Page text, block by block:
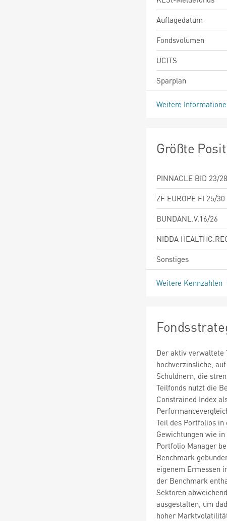
Auflagedatum
Fondsvolumen
UCITS
Sparplan
Weitere
Größte
PINNACLE BID 23/
ZF EUROPE FI 25/30
BUNDANL.V.16/26
NIDDA
Sonstiges
Weitere Kennzahlen
Der aktiv verwaltete
hochverzinsliche,
Schuldnern, die
Teilfonds nutzt die
Constrained Index
Teil des Portfolios
Gewichtungen wie
Portfolio Manager
Benchmark
eigenem Ermessen
der Benchmark
Sektoren
ausgestalten, um
hoher